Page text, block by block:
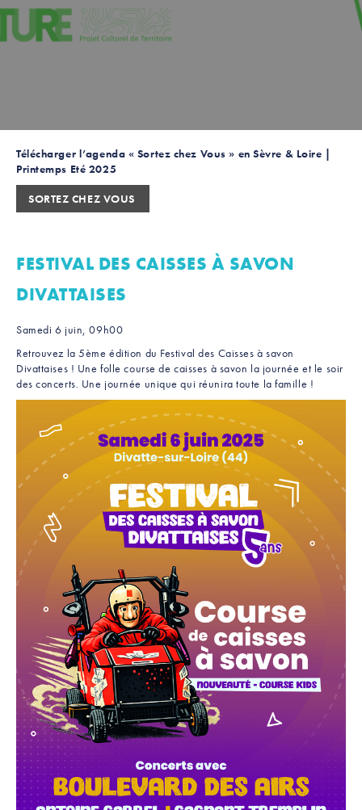
Télécharger l’agenda « Sortez chez Vous » en Sèvre & Loire |
Printemps Eté 2025
SORTEZ CHEZ VOUS
FESTIVAL DES CAISSES À SAVON
DIVATTAISES
Samedi 6 juin, 09h00
Retrouvez la 5ème édition du Festival des Caisses à savon
Divattaises ! Une folle course de caisses à savon la journée et le soir
des concerts. Une journée unique qui réunira toute la famille !